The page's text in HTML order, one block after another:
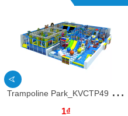
T
rampoline Park_KVCTP49 Dochoikinhbac _ Khu Vui Chơi Sàn Nhún Hấp Dẫn Cho Mọi Lứa Tuổi
1₫